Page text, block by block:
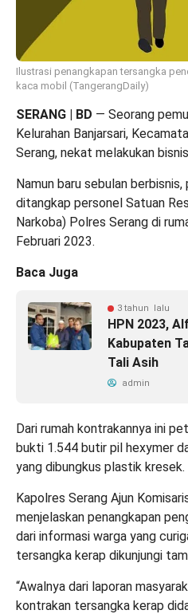
Ilustrasi penangkapan tersangka
kaca mobil (TangerangDaily)
SERANG | BD — Seorang
Kelurahan Banjarsari,
Serang, nekat melakukan
Namun baru sebulan berbisnis,
ditangkap personel Satuan
Narkoba) Polres Serang di
Februari 2023.
Baca Juga
3 tahun lalu
HPN 2023,
Kabupaten
Tali Asih
admin
Dari rumah kontrakannya ini
bukti 1.544 butir pil hexymer
yang dibungkus plastik kresek.
Kapolres Serang Ajun
menjelaskan penangkapan
dari informasi warga yang
tersangka kerap dikunjungi
“Awalnya dari laporan
kontrakan tersangka kerap